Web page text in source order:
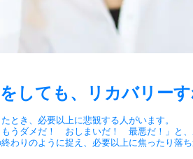
しても、リカバリーす
とき、必要以上に悲観する人がいます。
もうダメだ！ おしまいだ！ 最悪だ！」と、
終わりのように捉え、必要以上に焦ったり落